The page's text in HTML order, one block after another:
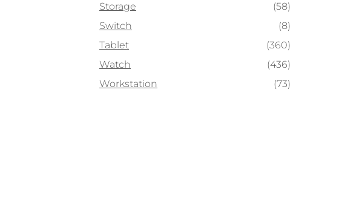
Storage
(58)
Switch
(8)
Tablet
(360)
Watch
(436)
Workstation
(73)